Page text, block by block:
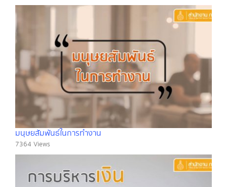
มนุษยสัมพันธ์ในการทำงาน
7364 Views